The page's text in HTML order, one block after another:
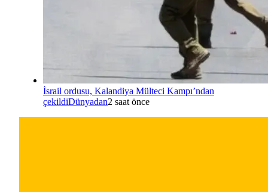
İsrail ordusu, Kalandiya Mülteci Kampı’ndan
çekildiDünyadan2 saat önce